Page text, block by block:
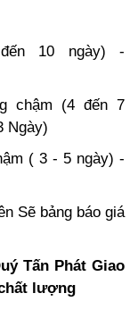
10 ngày) -
chậm (4 đến 7
Ngày)
( 3 - 5 ngày) -
Sẽ bảng báo giá
Tấn Phát Giao
lượng